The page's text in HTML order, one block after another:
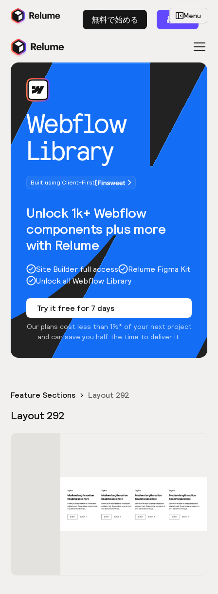
無料で始める 起動
Webflow
Library
Built using Client-First
Unlock 1k+ Webflow
components plus more
with Relume
Site Builder full access
Relume Figma Kit
Unlock all Webflow Library
Try it free for 7 days
Our plans cost less than 1%* of your next project
and can save you half the time to deliver it.
Menu
Feature Sections Layout 292
Layout 292